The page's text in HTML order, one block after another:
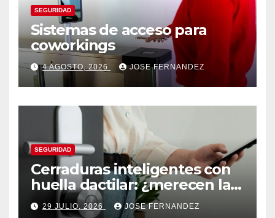
SEGURIDAD
Sistemas de acceso para
coworkings
4 AGOSTO, 2026 JOSE FERNANDEZ
SEGURIDAD
Cerraduras inteligentes con
huella dactilar: ¿merecen la
pena?
29 JULIO, 2026 JOSE FERNANDEZ